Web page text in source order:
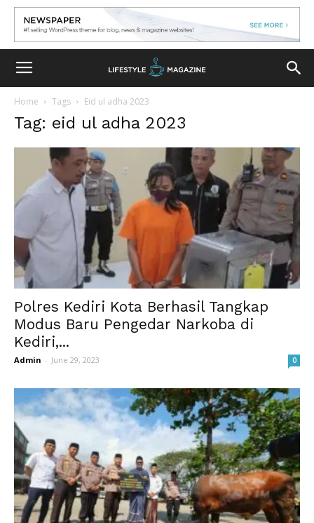
Home Tags Eid ul adha 2023
Tag: eid ul adha 2023
Polres Kediri Kota Berhasil Tangkap
Modus Baru Pengedar Narkoba di
Kediri,...
Admin - June 29, 2023 0